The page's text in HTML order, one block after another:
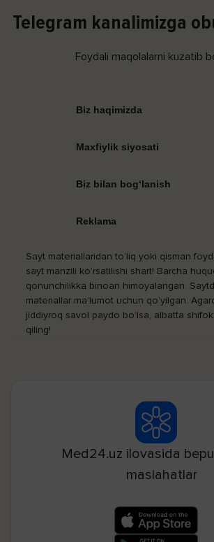
Telegram kanalimizga
Foydali maqolalarni kuzatib
Biz haqimizda
Maxfiylik siyosati
Biz bilan bog‘lanish
Reklama
Sayt materiallaridan to‘liq yoki qisman
sayt manzili ko‘rsatilishi shart! Barcha
qonunchilikka binoan himoyalangan.
materiallar ma’lumot uchun qo‘yilgan.
jiddiyroq savol paydo bo‘lsa, albatta
qiling!
Med24.uz ilovasida
maslahatlar